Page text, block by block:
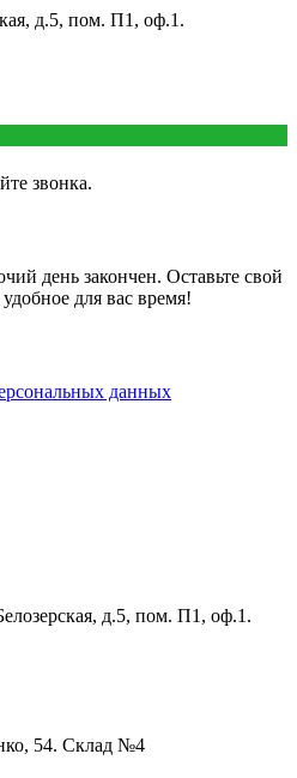
д.5, пом. П1, оф.1.
звонка.
день закончен. Оставьте свой
для вас время!
данных
д.5, пом. П1, оф.1.
54. Склад №4